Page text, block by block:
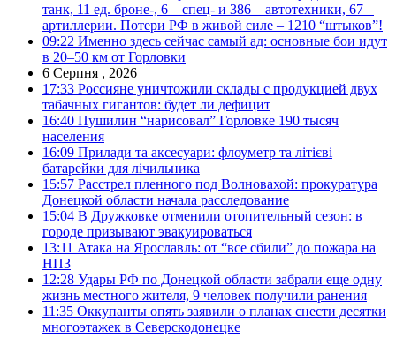
танк, 11 ед. броне-, 6 – спец- и 386 – автотехники, 67 –
артиллерии. Потери РФ в живой силе – 1210 “штыков”!
09:22 Именно здесь сейчас самый ад: основные бои идут
в 20–50 км от Горловки
6 Серпня , 2026
17:33 Россияне уничтожили склады с продукцией двух
табачных гигантов: будет ли дефицит
16:40 Пушилин “нарисовал” Горловке 190 тысяч
населения
16:09 Прилади та аксесуари: флоуметр та літієві
батарейки для лічильника
15:57 Расстрел пленного под Волновахой: прокуратура
Донецкой области начала расследование
15:04 В Дружковке отменили отопительный сезон: в
городе призывают эвакуироваться
13:11 Атака на Ярославль: от “все сбили” до пожара на
НПЗ
12:28 Удары РФ по Донецкой области забрали еще одну
жизнь местного жителя, 9 человек получили ранения
11:35 Оккупанты опять заявили о планах снести десятки
многоэтажек в Северскодонецке